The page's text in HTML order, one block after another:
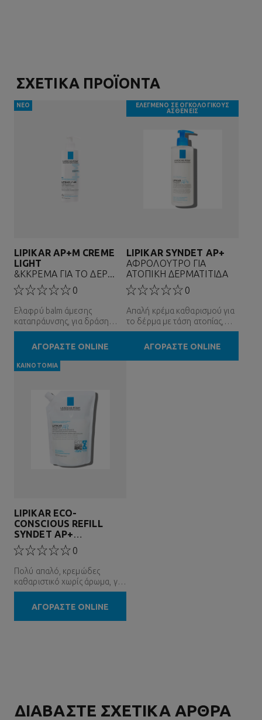
ΣΧΕΤΙΚΑ ΠΡΟΪΟΝΤΑ
ΝΕΟ
LIPIKAR AP+M CREME
LIGHT
&KΚΡΕΜΑ ΓΙΑ ΤΟ ΔΕΡ...
0
Ελαφρύ balm άμεσης
καταπράυνσης, για δράση
κατά του κνησμού και κατά
των υποτροπών.
ΑΓΟΡΑΣΤΕ ONLINE
ΕΛΕΓΜΕΝΟ ΣΕ ΟΓΚΟΛΟΓΙΚΟΥΣ
ΑΣΘΕΝΕΙΣ
LIPIKAR SYNDET AP+
ΑΦΡΟΛΟΥΤΡΟ ΓΙΑ
ΑΤΟΠΙΚΗ ΔΕΡΜΑΤΙΤΙΔΑ
0
Απαλή κρέμα καθαρισμού για
το δέρμα με τάση ατοπίας,
χωρίς άρωμα
ΑΓΟΡΑΣΤΕ ONLINE
ΚΑΙΝΟΤΟΜΊΑ
LIPIKAR ECO-
CONSCIOUS REFILL
SYNDET AP+
ΑΦΡΟΛΟΥΤΡΟ ΣΩΜΑΤΟΣ
0
Πολύ απαλό, κρεμώδες
καθαριστικό χωρίς άρωμα, για
το δέρμα με τάση ατοπικού
εκζέματος
ΑΓΟΡΑΣΤΕ ONLINE
ΔΙΑΒΑΣΤΕ ΣΧΕΤΙΚΑ ΑΡΘΡΑ